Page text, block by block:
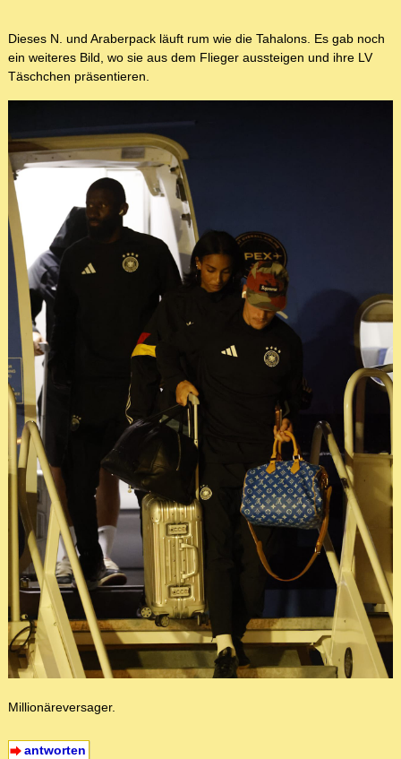
Dieses N. und Araberpack läuft rum wie die Tahalons. Es gab noch
ein weiteres Bild, wo sie aus dem Flieger aussteigen und ihre LV
Täschchen präsentieren.
Millionäreversager.
antworten